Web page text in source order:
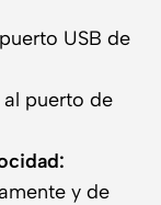
USB de
puerto de
y de